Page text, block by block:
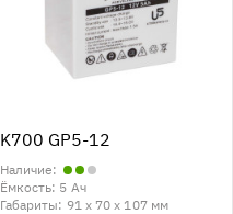
K700 GP5-12
Наличие:
Ёмкость: 5 Ач
Габариты: 91 x 70 x 107 мм